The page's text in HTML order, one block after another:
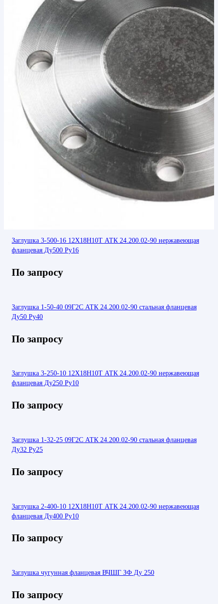
Заглушка 3-500-16 12Х18Н10Т АТК 24.200.02-90 нержавеющая
фланцевая Ду500 Ру16
По запросу
Заглушка 1-50-40 09Г2С АТК 24.200.02-90 стальная фланцевая
Ду50 Ру40
По запросу
Заглушка 3-250-10 12Х18Н10Т АТК 24.200.02-90 нержавеющая
фланцевая Ду250 Ру10
По запросу
Заглушка 1-32-25 09Г2С АТК 24.200.02-90 стальная фланцевая
Ду32 Ру25
По запросу
Заглушка 2-400-10 12Х18Н10Т АТК 24.200.02-90 нержавеющая
фланцевая Ду400 Ру10
По запросу
Заглушка чугунная фланцевая ВЧШГ ЗФ Ду 250
По запросу